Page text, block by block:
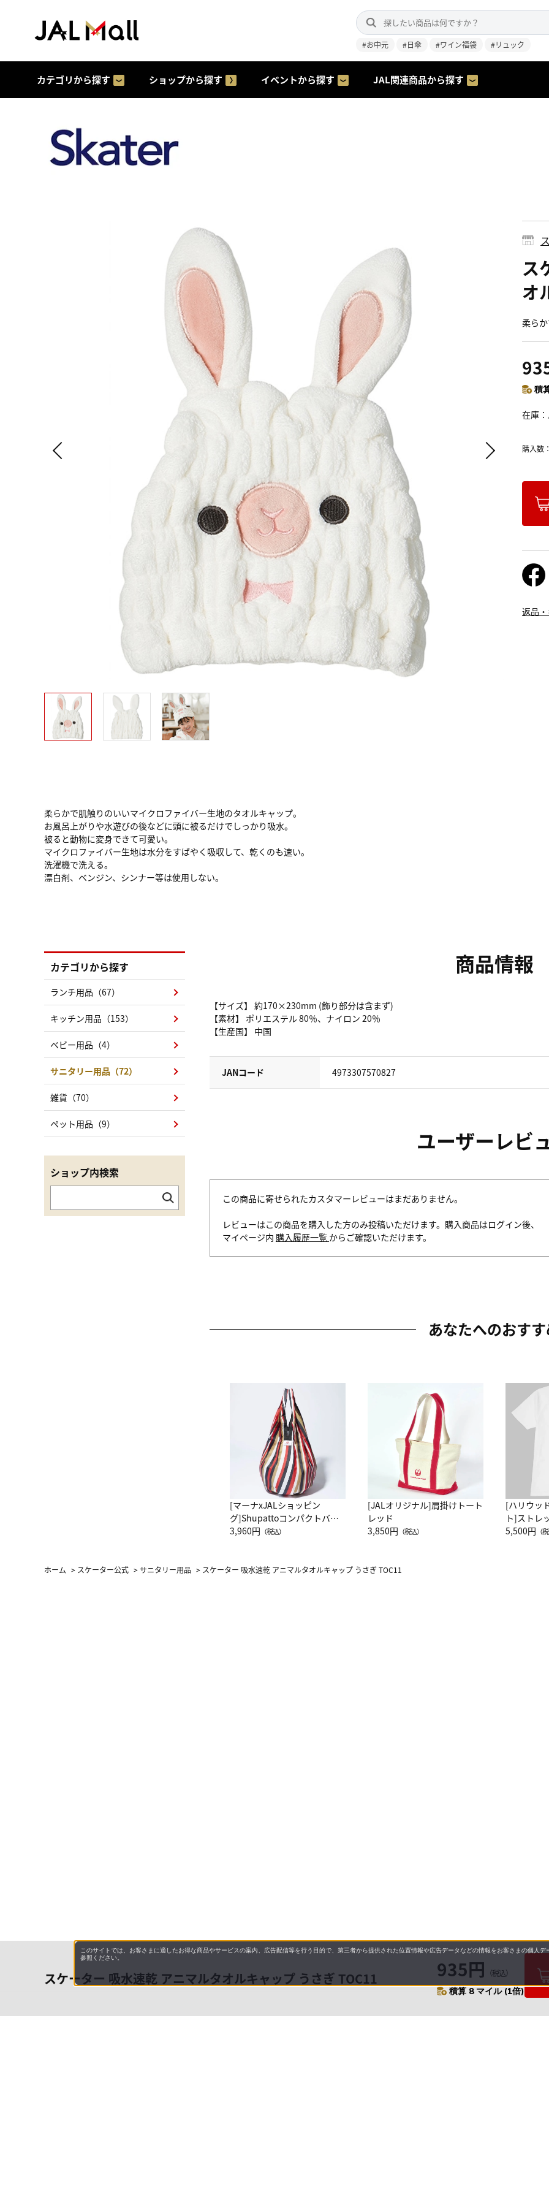
#お中元 #日傘 #ワイン福袋 #リュック
カテゴリから探す ショップから探す イベントから探す JAL関連商品から探す
ス
オ
柔ら
積
在庫
購入数
スケーター 吸水速乾 アニマルタオルキャップ うさぎ TOC11 935円 （税込）
積算 8 マイル (1倍)
返品
柔らかで肌触りのいいマイクロファイバー生地のタオルキャップ。
お風呂上がりや水遊びの後などに頭に被るだけでしっかり吸水。
被ると動物に変身できて可愛い。
マイクロファイバー生地は水分をすばやく吸収して、乾くのも速い。
洗濯機で洗える。
漂白剤、ベンジン、シンナー等は使用しない。
商品情報
【サイズ】 約170×230mm (飾り部分は含まず)
【素材】 ポリエステル 80％、ナイロン 20％
【生産国】 中国
JANコード 4973307570827
ユーザーレビ
この商品に寄せられたカスタマーレビューはまだありません。
レビューはこの商品を購入した方のみ投稿いただけます。購入商品はログイン後、
マイページ内 購入履歴一覧 からご確認いただけます。
あなたへのおす
[マーナxJALショッピン
グ]Shupattoコンパクトバッ
グ Drop JAL客室乗務員
3,960円 （税込）
[JALオリジナル]肩掛けトート
レッド
3,850円 （税込）
[ハリウッ
ト]ストレ
ーネック
5,500円 （
カテゴリから探す
ランチ用品（67）
キッチン用品（153）
ベビー用品（4）
サニタリー用品（72）
雑貨（70）
ペット用品（9）
ショップ内検索
ホーム > スケーター公式 >サニタリー用品 > スケーター 吸水速乾 アニマルタオルキャップ うさぎ TOC11
このサイトでは、お客さまに適したお得な商品やサービスの案内、広告配信等を行う目的で、第三者から提供された位置情報や広告データなどの情報をお客さまの個人
参照ください。